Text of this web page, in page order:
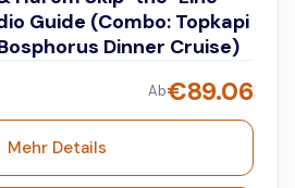
Guide (Combo: Topkapi
Dinner Cruise)
Ab€89.06
Mehr Details